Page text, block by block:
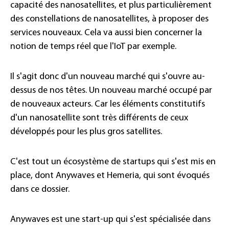
capacité des nanosatellites, et plus particulièrement
des constellations de nanosatellites, à proposer des
services nouveaux. Cela va aussi bien concerner la
notion de temps réel que l'IoT par exemple.
Il s'agit donc d'un nouveau marché qui s'ouvre au-
dessus de nos têtes. Un nouveau marché occupé par
de nouveaux acteurs. Car les éléments constitutifs
d'un nanosatellite sont très différents de ceux
développés pour les plus gros satellites.
C'est tout un écosystème de startups qui s'est mis en
place, dont Anywaves et Hemeria, qui sont évoqués
dans ce dossier.
Anywaves est une start-up qui s'est spécialisée dans